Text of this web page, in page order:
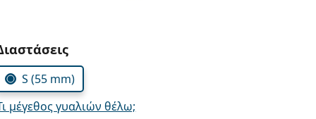
τις παράμετρους
S (55 mm)
μέγεθος γυαλιών θέλω;